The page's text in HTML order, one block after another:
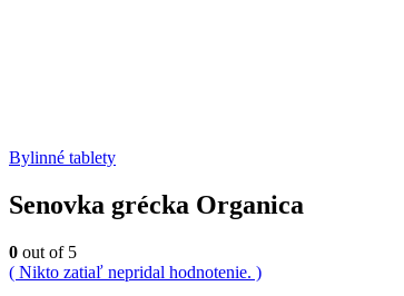
Bylinné tablety
Senovka grécka Organica
0 out of 5
( Nikto zatiaľ nepridal hodnotenie. )